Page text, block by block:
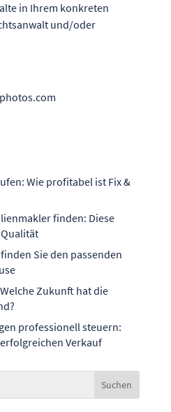
in Ihrem konkreten
und/oder
Wie profitabel ist Fix &
finden: Diese
Sie den passenden
Zukunft hat die
professionell steuern:
Verkauf